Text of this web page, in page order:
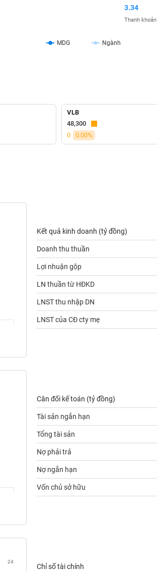
MDG Ngành
3.34
Thanh khoản
VLB
48,300
0
0.00%
Kết quả kinh doanh (tỷ đồng)
Doanh thu thuần
Lợi nhuận gộp
LN thuần từ HĐKD
LNST thu nhập DN
LNST của CĐ cty mẹ
Cân đối kế toán (tỷ đồng)
Tài sản ngắn hạn
Tổng tài sản
Nợ phải trả
Nợ ngắn hạn
Vốn chủ sở hữu
24
Chỉ số tài chính